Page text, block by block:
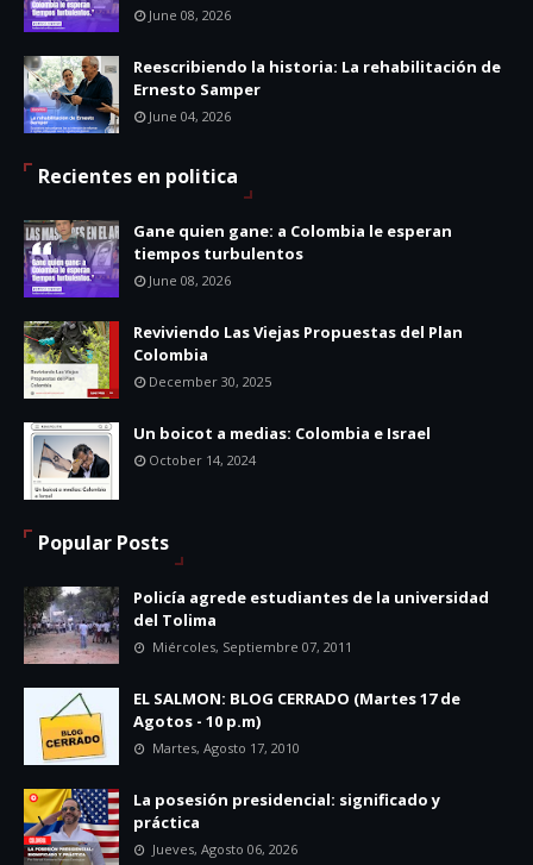
June 08, 2026
Reescribiendo la historia: La rehabilitación de
Ernesto Samper
June 04, 2026
Recientes en politica
Gane quien gane: a Colombia le esperan
tiempos turbulentos
June 08, 2026
Reviviendo Las Viejas Propuestas del Plan
Colombia
December 30, 2025
Un boicot a medias: Colombia e Israel
October 14, 2024
Popular Posts
Policía agrede estudiantes de la universidad
del Tolima
Miércoles, Septiembre 07, 2011
EL SALMON: BLOG CERRADO (Martes 17 de
Agotos - 10 p.m)
Martes, Agosto 17, 2010
La posesión presidencial: significado y
práctica
Jueves, Agosto 06, 2026